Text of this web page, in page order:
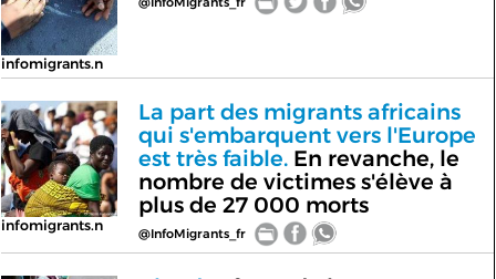
infomigrants.n
infomigrants.n
La part des migrants africains
qui s'embarquent vers l'Europe
est très faible.En revanche, le
nombre de victimes s'élève à
plus de 27 000 morts
@InfoMigrants_fr